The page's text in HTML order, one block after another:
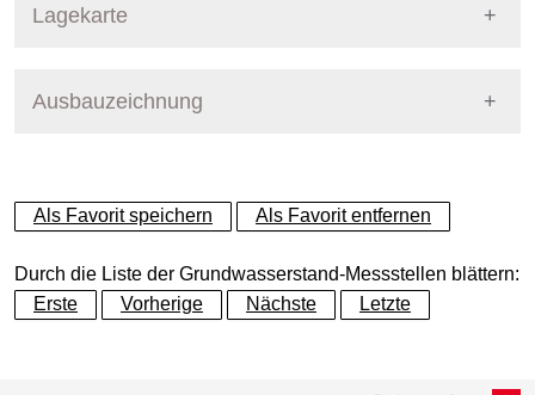
Dynamische Grafik
Nummer
Ausprägung GW-Stand, tagesaktuell
Grundwasserleiter Hauptgrundwasserleiter
Lagekarte
+
Ausbauzeichnung
Als Favorit speichern Als Favorit entfernen
Durch die Liste der Grundwasserstand-Messstellen blättern:
Erste
Vorherige Nächste Letzte